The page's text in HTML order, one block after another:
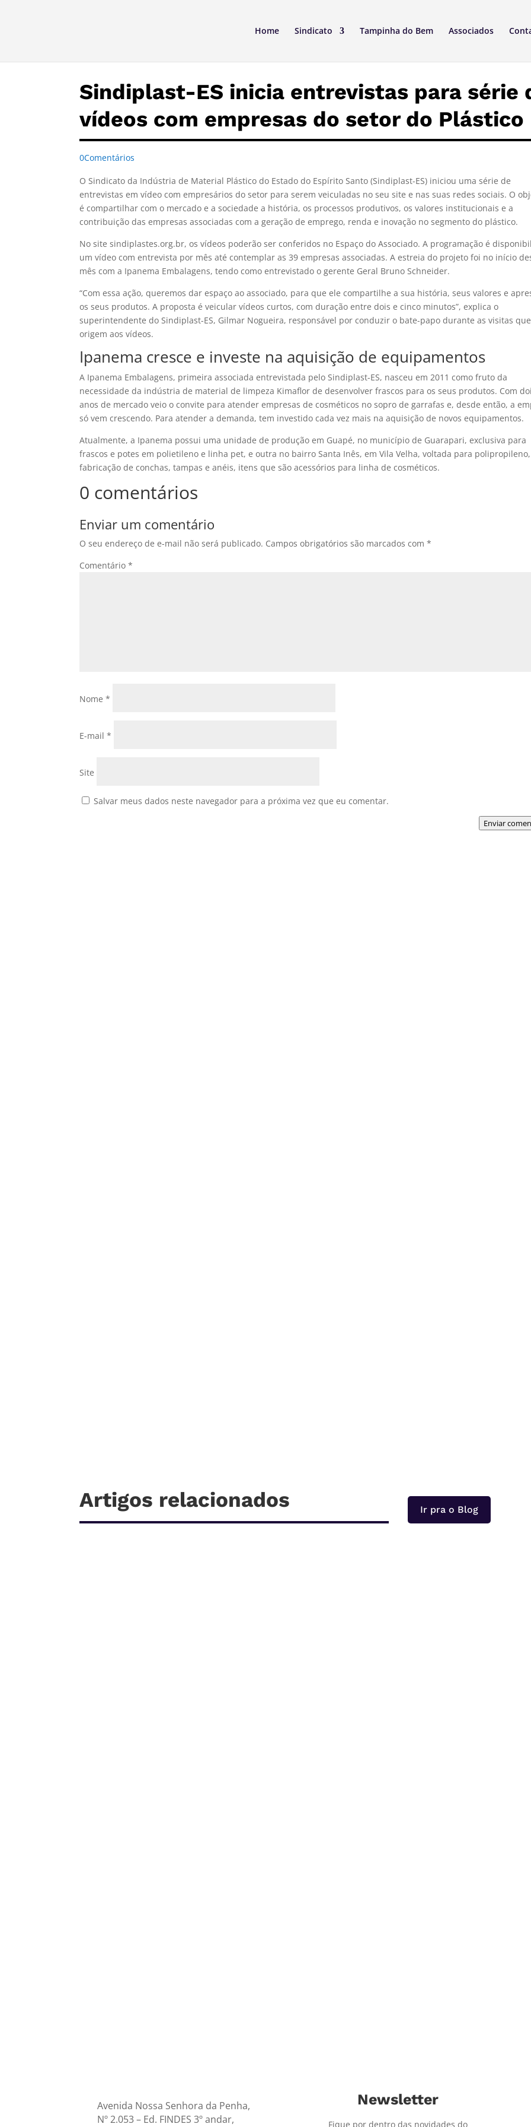
Home Sindicato Tampinha do Bem Associados
Sindiplast-ES inicia entrevistas para série
vídeos com empresas do setor do Plástico
0Comentários
O Sindicato da Indústria de Material Plástico do Estado do Espírito Santo (Sindiplast-ES) iniciou uma série de
entrevistas em vídeo com empresários do setor para serem veiculadas no seu site e nas suas redes sociais. O
é compartilhar com o mercado e a sociedade a história, os processos produtivos, os valores institucionais e a
contribuição das empresas associadas com a geração de emprego, renda e inovação no segmento do plástico.
No site sindiplastes.org.br, os vídeos poderão ser conferidos no Espaço do Associado. A programação é
um vídeo com entrevista por mês até contemplar as 39 empresas associadas. A estreia do projeto foi no início
mês com a Ipanema Embalagens, tendo como entrevistado o gerente Geral Bruno Schneider.
“Com essa ação, queremos dar espaço ao associado, para que ele compartilhe a sua história, seus valores e
os seus produtos. A proposta é veicular vídeos curtos, com duração entre dois e cinco minutos”, explica o
superintendente do Sindiplast-ES, Gilmar Nogueira, responsável por conduzir o bate-papo durante as visitas
origem aos vídeos.
Ipanema cresce e investe na aquisição de equipamentos
A Ipanema Embalagens, primeira associada entrevistada pelo Sindiplast-ES, nasceu em 2011 como fruto da
necessidade da indústria de material de limpeza Kimaflor de desenvolver frascos para os seus produtos. Com
anos de mercado veio o convite para atender empresas de cosméticos no sopro de garrafas e, desde então, a
só vem crescendo. Para atender a demanda, tem investido cada vez mais na aquisição de novos equipamentos.
Atualmente, a Ipanema possui uma unidade de produção em Guapé, no município de Guarapari, exclusiva para
frascos e potes em polietileno e linha pet, e outra no bairro Santa Inês, em Vila Velha, voltada para
fabricação de conchas, tampas e anéis, itens que são acessórios para linha de cosméticos.
0 comentários
Enviar um comentário
O seu endereço de e-mail não será publicado. Campos obrigatórios são marcados com*
Comentário*
Nome*
E-mail*
Site
Salvar meus dados neste navegador para a próxima vez que eu comentar.
Enviar
Artigos relacionados Ir pra o Blog
Avenida Nossa Senhora da Penha,
Nº 2.053 – Ed. FINDES 3º andar,
Newsletter
Fique por dentro das novidades do